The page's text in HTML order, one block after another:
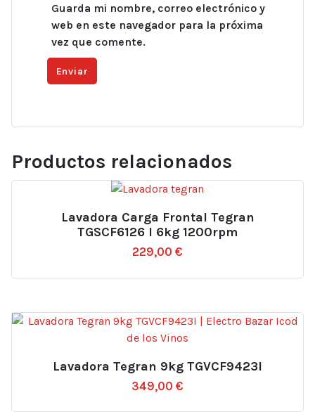
Guarda mi nombre, correo electrónico y
web en este navegador para la próxima
vez que comente.
Productos relacionados
Lavadora Carga Frontal Tegran
TGSCF6126 I 6kg 1200rpm
229,00 €
Lavadora Tegran 9kg TGVCF9423I
349,00 €